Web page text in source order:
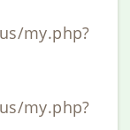
my.php?
my.php?